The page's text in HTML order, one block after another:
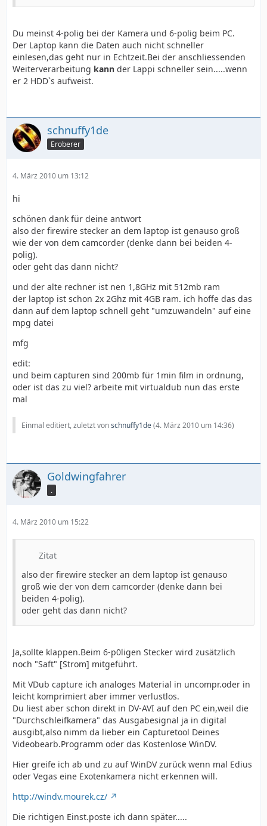
Du meinst 4-polig bei der Kamera und 6-polig beim PC.
Der Laptop kann die Daten auch nicht schneller
einlesen,das geht nur in Echtzeit.Bei der anschliessenden
Weiterverarbeitung kann der Lappi schneller sein.....wenn
er 2 HDD`s aufweist.
schnuffy1de
Eroberer
4. März 2010 um 13:12
hi
schönen dank für deine antwort
also der firewire stecker an dem laptop ist genauso groß
wie der von dem camcorder (denke dann bei beiden 4-
polig).
oder geht das dann nicht?
und der alte rechner ist nen 1,8GHz mit 512mb ram
der laptop ist schon 2x 2Ghz mit 4GB ram. ich hoffe das das
dann auf dem laptop schnell geht "umzuwandeln" auf eine
mpg datei
mfg
edit:
und beim capturen sind 200mb für 1min film in ordnung,
oder ist das zu viel? arbeite mit virtualdub nun das erste
mal
Einmal editiert, zuletzt vonschnuffy1de(4. März 2010 um 14:36)
Goldwingfahrer
.
4. März 2010 um 15:22
Zitat
also der firewire stecker an dem laptop ist genauso
groß wie der von dem camcorder (denke dann bei
beiden 4-polig).
oder geht das dann nicht?
Ja,sollte klappen.Beim 6-p0ligen Stecker wird zusätzlich
noch "Saft" [Strom] mitgeführt.
Mit VDub capture ich analoges Material in uncompr.oder in
leicht komprimiert aber immer verlustlos.
Du liest aber schon direkt in DV-AVI auf den PC ein,weil die
"Durchschleifkamera" das Ausgabesignal ja in digital
ausgibt,also nimm da lieber ein Capturetool Deines
Videobearb.Programm oder das Kostenlose WinDV.
Hier greife ich ab und zu auf WinDV zurück wenn mal Edius
oder Vegas eine Exotenkamera nicht erkennen will.
http://windv.mourek.cz/
Die richtigen Einst.poste ich dann später.....